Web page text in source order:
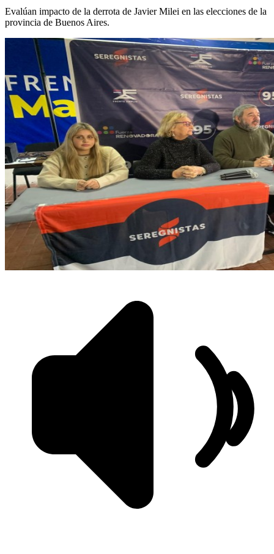
Evalúan impacto de la derrota de Javier Milei en las elecciones de la
provincia de Buenos Aires.